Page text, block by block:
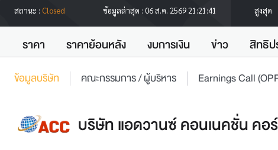
สถานะ : Closed ข้อมูลล่าสุด : 06 ส.ค. 2569 21:21:41 สูงสุด
ราคา ราคาย้อนหลัง งบการเงิน ข่าว สิทธิป
ข้อมูลบริษัท คณะกรรมการ / ผู้บริหาร Earnings Call
บริษัท แอดวานซ์ คอนเนคชั่น คอ